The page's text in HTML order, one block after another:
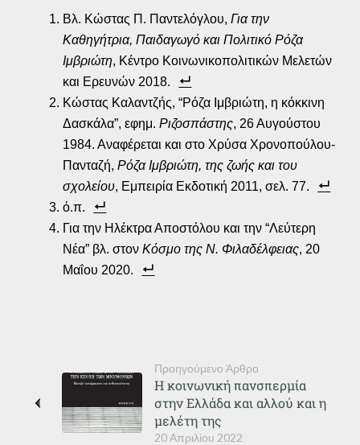
Βλ. Κώστας Π. Παντελόγλου,Για την
Καθηγήτρια, Παιδαγωγό και Πολιτικό Ρόζα
Ιμβριώτη, Κέντρο Κοινωνικοπολιτικών Μελετών
και Ερευνών 2018.
Κώστας Καλαντζής, “Ρόζα Ιμβριώτη, η κόκκινη
Δασκάλα”, εφημ.Ριζοσπάστης, 26 Αυγούστου
1984. Αναφέρεται και στο Χρύσα Χρονοπούλου-
Πανταζή,Ρόζα Ιμβριώτη, της ζωής και του
σχολείου, Εμπειρία Εκδοτική 2011, σελ. 77.
ό.π.
Για την Ηλέκτρα Αποστόλου και την “Λεύτερη
Νέα” βλ. στονΚόσμο της Ν. Φιλαδέλφειας, 20
Μαΐου 2020.
Προηγούμενο Άρθρο
20 Απριλίου 2022
Η κοινωνική πανσπερμία
στην Ελλάδα και αλλού και η
μελέτη της